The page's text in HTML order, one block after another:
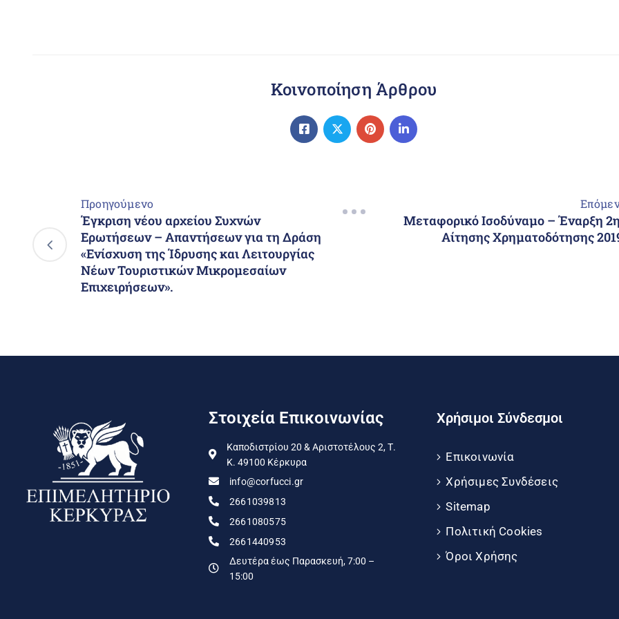
Κοινοποίηση Άρθρου
Προηγούμενο
Έγκριση νέου αρχείου Συχνών
Ερωτήσεων – Απαντήσεων για τη Δράση
«Ενίσχυση της Ίδρυσης και Λειτουργίας
Νέων Τουριστικών Μικρομεσαίων
Επιχειρήσεων».
Μεταφορικό Ισοδύναμο – Έναρξη
Αίτησης Χρηματοδότησης
Στοιχεία Επικοινωνίας
Καποδιστρίου 20 & Αριστοτέλους 2, Τ.
Κ. 49100 Κέρκυρα
info@corfucci.gr
2661039813
2661080575
2661440953
Δευτέρα έως Παρασκευή, 7:00 –
15:00
Χρήσιμοι Σύνδεσμοι
Επικοινωνία
Χρήσιμες Συνδέσεις
Sitemap
Πολιτική Cookies
Όροι Χρήσης